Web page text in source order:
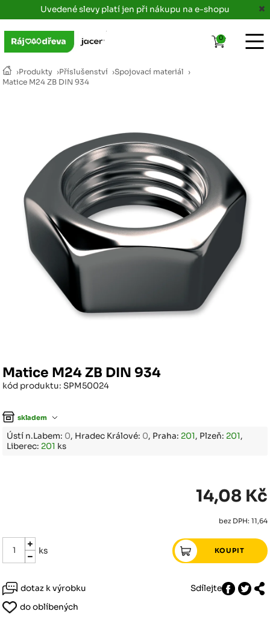
Uvedené slevy platí jen při nákupu na e-shopu
›Produkty ›Příslušenství ›Spojovací materiál ›
Matice M24 ZB DIN 934
Matice M24 ZB DIN 934
kód produktu: SPM50024
skladem
Ústí n.Labem: 0, Hradec Králové: 0, Praha: 201, Plzeň: 201,
Liberec: 201 ks
14,08 Kč
bez DPH: 11,64
ks
dotaz k výrobku
Sdílejte
do oblíbených
0